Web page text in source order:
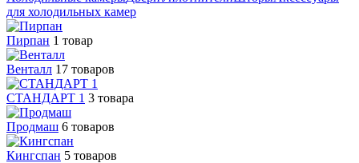
для холодильных камер
Пирпан 1 товар
Венталл 17 товаров
СТАНДАРТ 1 3 товара
Продмаш 6 товаров
Кингспан 5 товаров